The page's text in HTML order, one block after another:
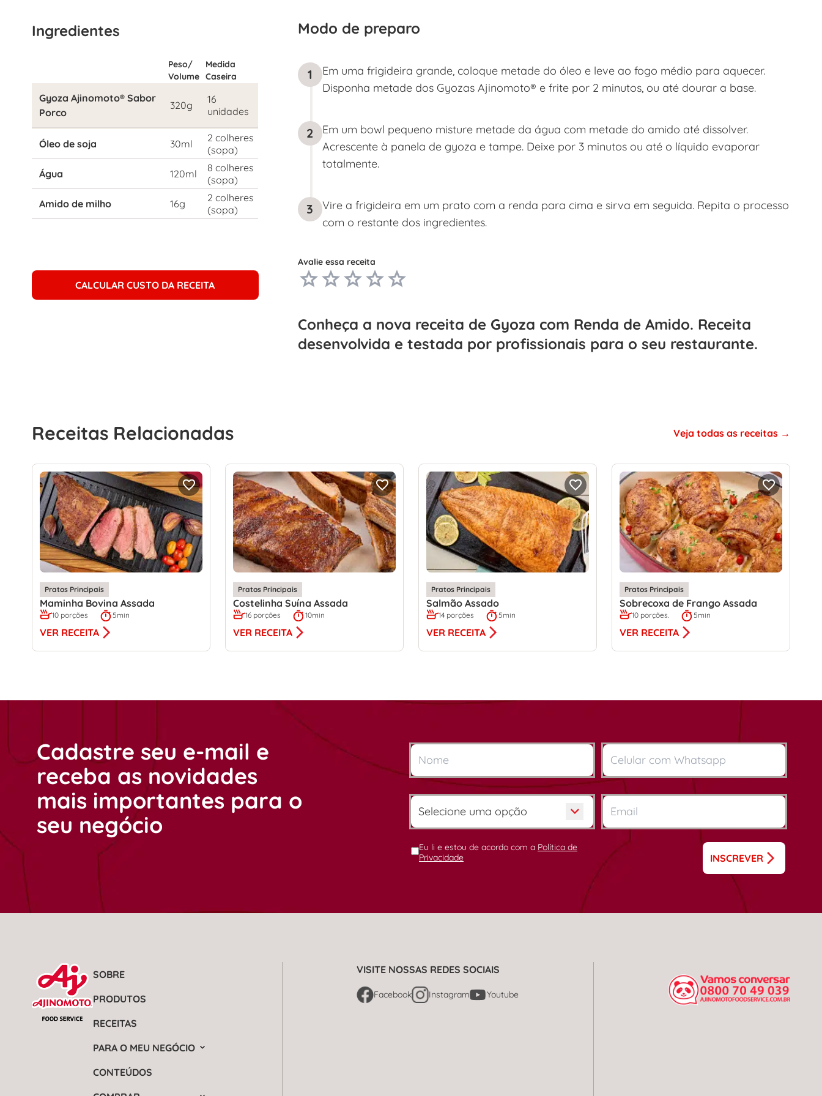
Ingredientes
Peso/
Volume
Medida
Caseira
Gyoza Ajinomoto® Sabor
Porco
320g
16
unidades
Óleo de soja 30ml
2 colheres
(sopa)
Água
120ml
8 colheres
(sopa)
Amido de milho
16g
2 colheres
(sopa)
CALCULAR CUSTO DA RECEITA
Modo de preparo
1
Em uma frigideira grande, coloque metade do óleo e leve ao fogo médio para aquecer.
Disponha metade dos Gyozas Ajinomoto® e frite por 2 minutos, ou até dourar a base.
2
Em um bowl pequeno misture metade da água com metade do amido até dissolver.
Acrescente à panela de gyoza e tampe. Deixe por 3 minutos ou até o líquido evaporar
totalmente.
3
Vire a frigideira em um prato com a renda para cima e sirva em seguida. Repita o processo
com o restante dos ingredientes.
Avalie essa receita
Conheça a nova receita de Gyoza com Renda de Amido. Receita
desenvolvida e testada por profissionais para o seu restaurante.
Receitas Relacionadas Veja todas as receitas
Pratos Principais
Maminha Bovina Assada
10 porções 5min
VER RECEITA
Pratos Principais
Costelinha Suína Assada
16 porções 10min
VER RECEITA
Pratos Principais
Salmão Assado
14 porções 5min
VER RECEITA
Pratos Principais
Sobrecoxa de Frango Assada
10 porções. 5min
VER RECEITA
Cadastre seu e-mail e
receba as novidades
mais importantes para o
seu negócio
Eu li e estou de acordo com a Política de
Privacidade
INSCREVER
SOBRE
PRODUTOS
RECEITAS
PARA O MEU NEGÓCIO
CONTEÚDOS
VISITE NOSSAS REDES SOCIAIS
Facebook Instagram Youtube